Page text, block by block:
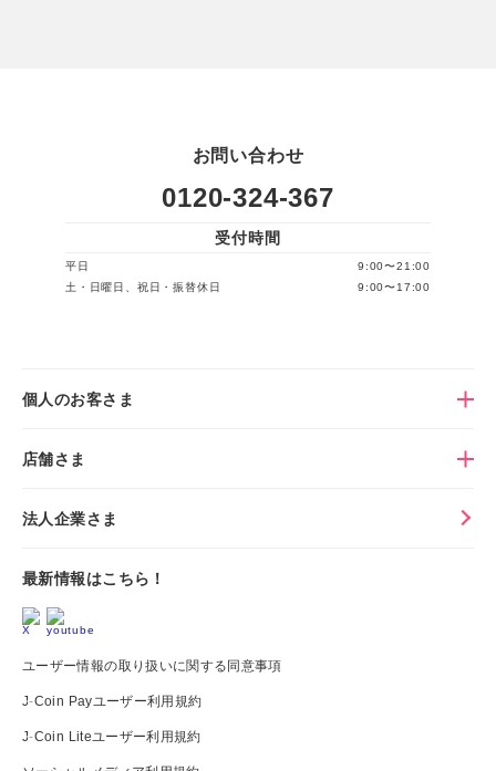
お問い合わせ
0120-324-367
受付時間
平日
9:00〜21:00
土・日曜日、祝日・振替休日
9:00〜17:00
個人のお客さま
店舗さま
法人企業さま
最新情報はこちら！
ユーザー情報の取り扱いに関する同意事項
J-Coin Payユーザー利用規約
J-Coin Liteユーザー利用規約